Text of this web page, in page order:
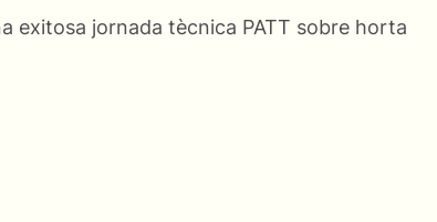
exitosa jornada tècnica PATT sobre horta